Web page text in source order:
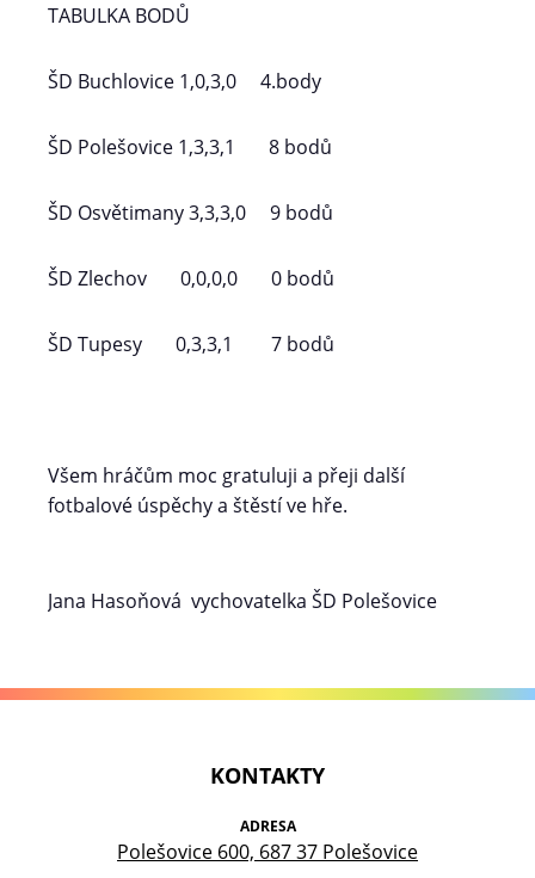
TABULKA BODŮ
ŠD Buchlovice 1,0,3,0 4.body
ŠD Polešovice 1,3,3,1 8 bodů
ŠD Osvětimany 3,3,3,0 9 bodů
ŠD Zlechov 0,0,0,0 0 bodů
ŠD Tupesy 0,3,3,1 7 bodů
Všem hráčům moc gratuluji a přeji další
fotbalové úspěchy a štěstí ve hře.
Jana Hasoňová vychovatelka ŠD Polešovice
KONTAKTY
ADRESA
Polešovice 600, 687 37 Polešovice